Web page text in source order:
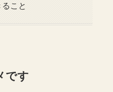
こと
です